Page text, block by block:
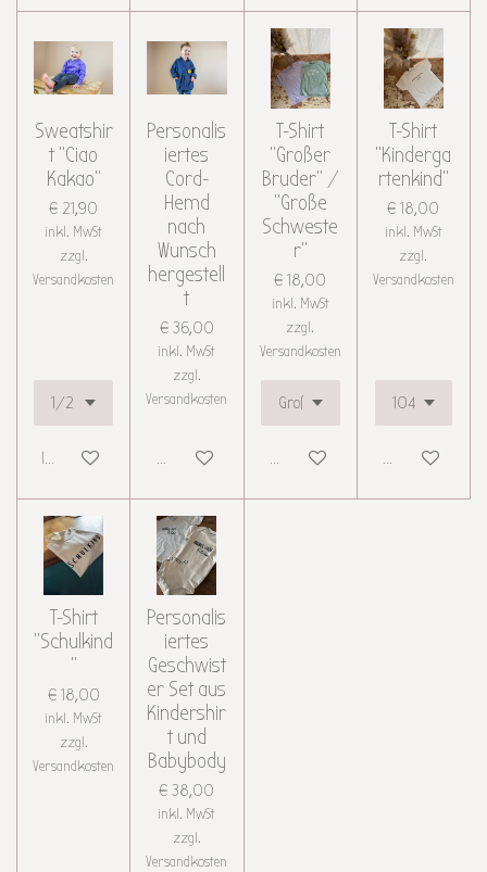
Sweatshir
t "Ciao
Kakao"
€ 21,90
inkl. MwSt
zzgl.
Versandkosten
In den Warenkorb
Personalis
iertes
Cord-
Hemd
nach
Wunsch
hergestell
t
€ 36,00
inkl. MwSt
zzgl.
Versandkosten
Details anzeigen
T-Shirt
"Großer
Bruder" /
"Große
Schweste
r"
€ 18,00
inkl. MwSt
zzgl.
Versandkosten
Details anzeigen
T-Shirt
"Kinderga
rtenkind"
€ 18,00
inkl. MwSt
zzgl.
Versandkosten
Details anzeigen
T-Shirt
"Schulkind
"
€ 18,00
inkl. MwSt
zzgl.
Versandkosten
Personalis
iertes
Geschwist
er Set aus
Kindershir
t und
Babybody
€ 38,00
inkl. MwSt
zzgl.
Versandkosten